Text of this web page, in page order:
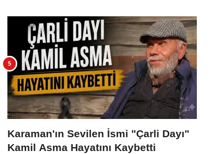
Karaman'ın Sevilen İsmi "Çarli Dayı"
Kamil Asma Hayatını Kaybetti